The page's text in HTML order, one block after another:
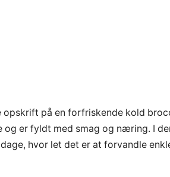
på en forfriskende kold
og er fyldt med smag og næring. I
hvor let det er at forvandle